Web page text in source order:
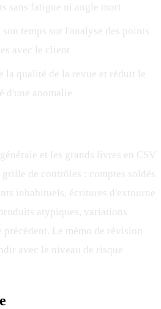
sans fatigue ni angle mort
temps sur l'analyse des points
avec le client
la qualité de la revue et réduit le
d'une anomalie
et les grands livres en CSV
de contrôles : comptes soldés
inhabituels, écritures d'extourne
atypiques, variations
Le mémo de révision
avec le niveau de risque